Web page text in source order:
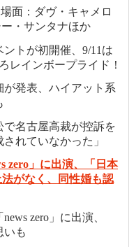
面：ダヴ・キャメロ
・サンタナほか
トが初開催、9/11は
レインボープライド！
発表、ハイアット系
名古屋高裁が控訴を
されていなかった」
zero」に出演、「日本
がなく、同性婚も認
zero」に出演、
いも